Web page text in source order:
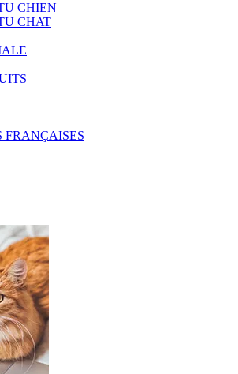
CHIEN
CHAT
FRANÇAISES